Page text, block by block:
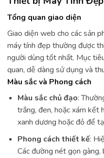
Tổng quan giao diện
Giao diện web cho các sản
máy tính đẹp thường được
người dùng tốt nhất. Mục
quan, dễ dàng sử dụng và
Màu sắc và Phong cách
Màu sắc chủ đạo:
trắng, đen, hoặc xám kết
xanh dương hoặc đỏ để
Phong cách thiết kế:
Các đường nét gọn